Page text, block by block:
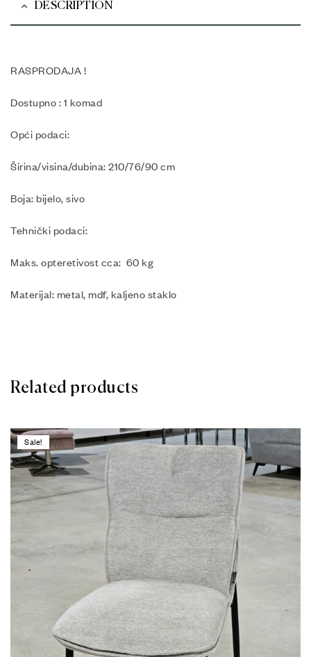
DESCRIPTION
RASPRODAJA !
Dostupno : 1 komad
Opći podaci:
Širina/visina/dubina: 210/76/90 cm
Boja: bijelo, sivo
Tehnički podaci:
Maks. opteretivost cca: 60 kg
Materijal: metal, mdf, kaljeno staklo
Related products
Sale!